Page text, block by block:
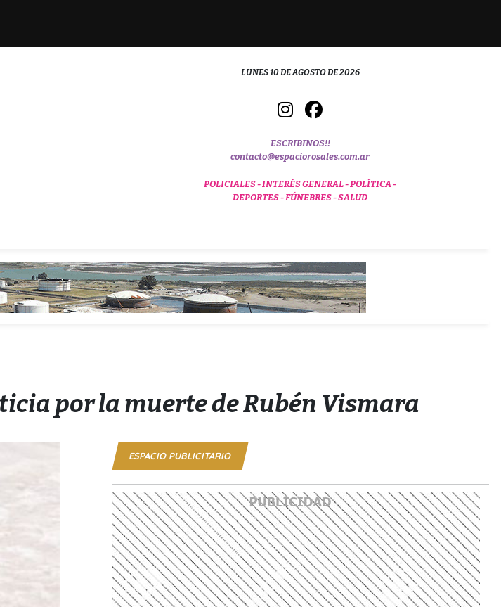
LUNES 10 DE AGOSTO DE 2026
ESCRIBINOS!!
contacto@espaciorosales.com.ar
POLICIALES -INTERÉS GENERAL -POLÍTICA -
DEPORTES -FÚNEBRES -SALUD
por la muerte de Rubén Vismara
ESPACIO PUBLICITARIO